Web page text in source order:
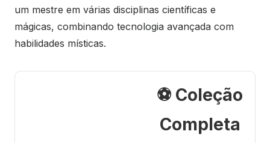
um mestre em várias disciplinas científicas e
mágicas, combinando tecnologia avançada com
habilidades místicas.
⚽ Coleção
Completa